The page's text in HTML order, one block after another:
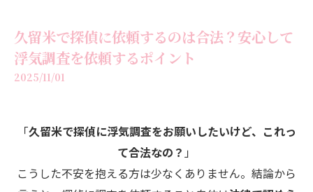
久留米で探偵に依頼するのは合法？安心して
浮気調査を依頼するポイント
2025/11/01
「久留米で探偵に浮気調査をお願いしたいけど、これっ
て合法なの？ 」
こうした不安を抱える方は少なくありません。結論から